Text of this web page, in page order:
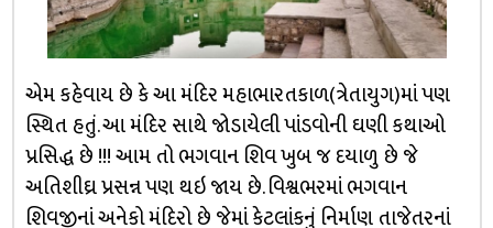
એમ કહેવાય છે કે આ મંદિર મહાભારતકાળ(ત્રેતાયુગ)માં પણ
સ્થિત હતું. આ મંદિર સાથે જોડાયેલી પાંડવોની ઘણી કથાઓ
પ્રસિદ્ધ છે !!! આમ તો ભગવાન શિવ ખુબ જ દયાળુ છે જે
અતિશીઘ્ર પ્રસન્ન પણ થઇ જાય છે. વિશ્વભરમાં ભગવાન
શિવજીનાં અનેકો મંદિરો છે જેમાં કેટલાંકનું નિર્માણ તાજેતરનાં